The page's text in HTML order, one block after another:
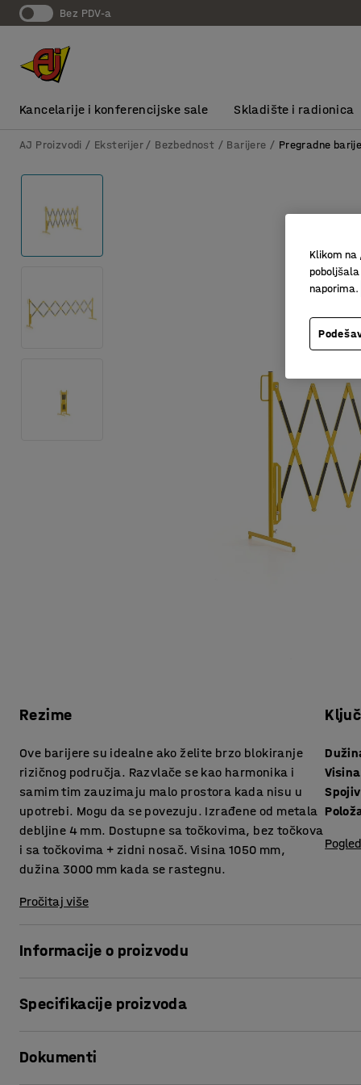
bez PDV-a
Kancelarije i konferencijske sale Skladište i radionica
AJ Proizvodi Eksterijer Bezbednost Barijere Pregradne
Rezime
Ove barijere su idealne ako želite brzo blokiranje
rizičnog područja. Razvlače se kao harmonika i
samim tim zauzimaju malo prostora kada nisu u
upotrebi. Mogu da se povezuju. Izrađene od metala
debljine 4 mm. Dostupne sa točkovima, bez točkova
i sa točkovima + zidni nosač. Visina 1050 mm,
dužina 3000 mm kada se rastegnu.
Pročitaj više
Visina
Spojiv
Informacije o proizvodu
Specifikacije proizvoda
Visina: 985 mm
Dokumenti
Klikom na
naporima.